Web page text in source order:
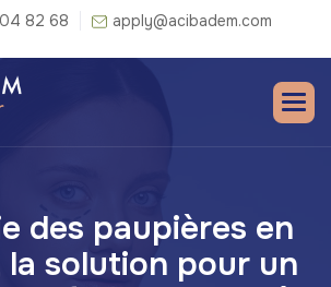
82 68 apply@acibadem.com
des paupières en
la solution pour un